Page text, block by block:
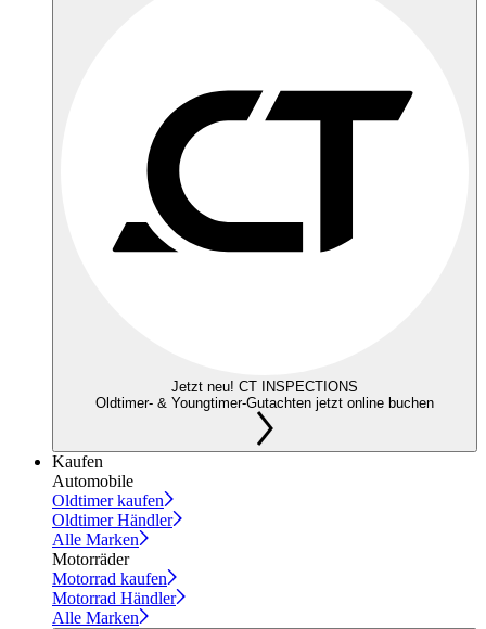
Jetzt neu! CT INSPECTIONS
Oldtimer- & Youngtimer-Gutachten jetzt online buchen
Kaufen
Automobile
Oldtimer kaufen
Oldtimer Händler
Alle Marken
Motorräder
Motorrad kaufen
Motorrad Händler
Alle Marken